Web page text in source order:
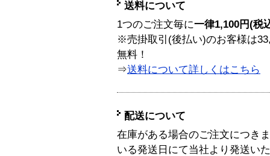
送料について
1つのご注文毎に一律1,100円(税
※売掛取引(後払い)のお客様は
無料！
⇒送料について詳しくはこちら
配送について
在庫がある場合のご注文につき
いる発送日にて当社より発送い